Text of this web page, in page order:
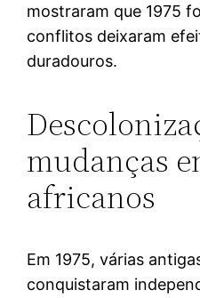
mostraram que 1975
conflitos deixaram
duradouros.
mudanças
africanos
Em 1975, várias
conquistaram